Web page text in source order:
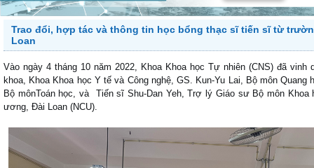
Trao đổi, hợp tác và thông tin học bổng thạc sĩ tiến sĩ từ
Loan
Vào ngày 4 tháng 10 năm 2022, Khoa Khoa học Tự nhiên (CNS) đã
khoa, Khoa Khoa học Y tế và Công nghệ, GS. Kun-Yu Lai, Bộ môn
Bộ mônToán học, và Tiến sĩ Shu-Dan Yeh, Trợ lý Giáo sư Bộ môn
ương, Đài Loan (NCU).